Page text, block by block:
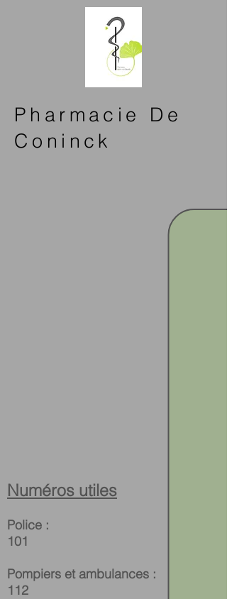
Pharmacie De
Coninck
Numéros utiles
Police :
101
Pompiers et ambulances :
112